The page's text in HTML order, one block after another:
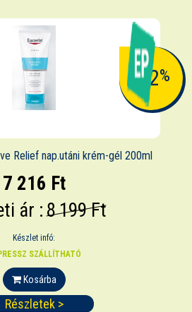
-12%
Relief nap.utáni krém-gél 200ml
7 216 Ft
ár :8 199 Ft
Készlet infó:
SZÁLLÍTHATÓ
Kosárba
Részletek >